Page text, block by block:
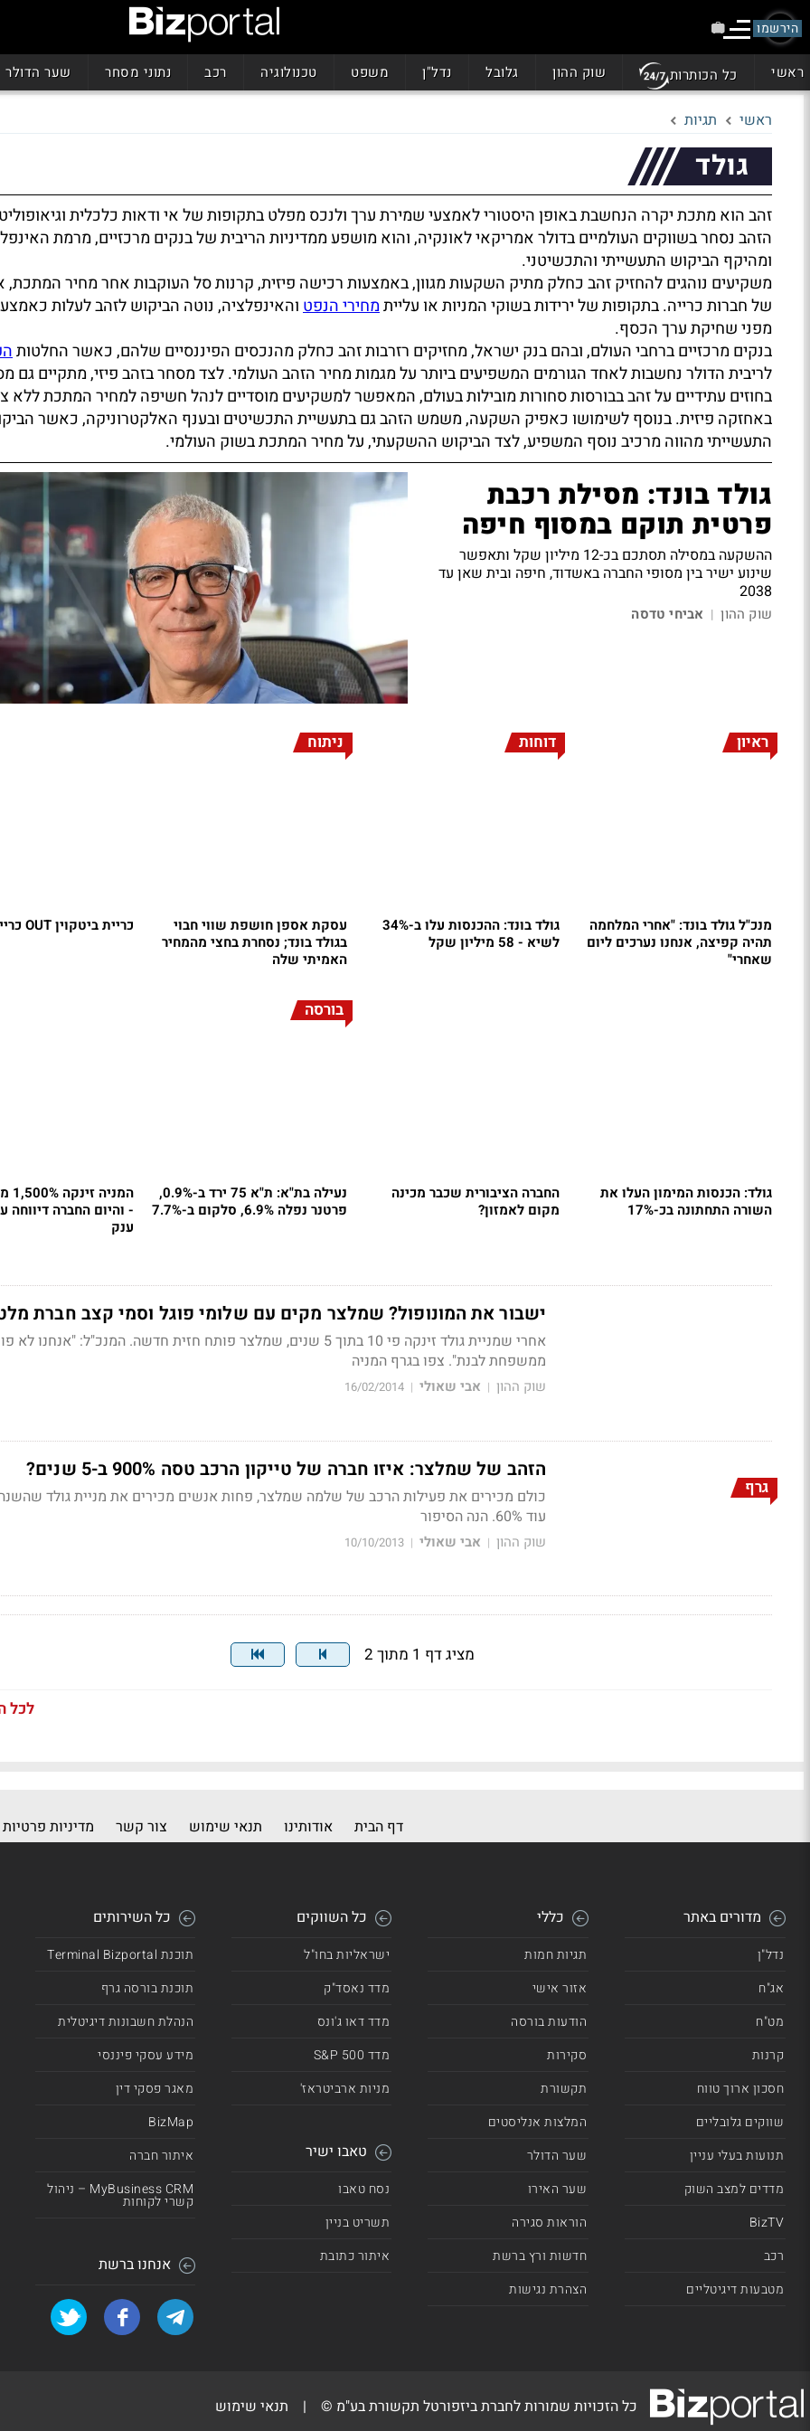
הירשמו
ראשי כל הכותרות שוק ההון גלובל נדל"ן משפט טכנולוגיה רכב נתוני מסחר שער הדולר
ראשי תגיות
גולד
זהב הוא מתכת יקרה הנחשבת באופן היסטורי לאמצעי שמירת ערך ולנכס מפלט בתקופות של אי ודאות כלכלית
הזהב נסחר בשווקים העולמיים בדולר אמריקאי לאונקיה, והוא מושפע ממדיניות הריבית של בנקים מרכזיים, מרמת
ומהיקף הביקוש התעשייתי והתכשיטני.
משקיעים נוהגים להחזיק זהב כחלק מתיק השקעות מגוון, באמצעות רכישה פיזית, קרנות סל העוקבות אחר מחיר המתכת,
של חברות כרייה. בתקופות של ירידות בשוקי המניות או עלייתמחירי הנפטוהאינפלציה, נוטה הביקוש לזהב לעלות
מפני שחיקת ערך הכסף.
בנקים מרכזיים ברחבי העולם, ובהם בנק ישראל, מחזיקים רזרבות זהב כחלק מהנכסים הפיננסיים שלהם, כאשר החלטות
לריבית הדולר נחשבות לאחד הגורמים המשפיעים ביותר על מגמות מחיר הזהב העולמי. לצד מסחר בזהב פיזי, מתקיים גם
בחוזים עתידיים על זהב בבורסות סחורות מובילות בעולם, המאפשר למשקיעים מוסדיים לנהל חשיפה למחיר המתכת ללא
באחזקה פיזית. בנוסף לשימושו כאפיק השקעה, משמש הזהב גם בתעשיית התכשיטים ובענף האלקטרוניקה, כאשר
התעשייתי מהווה מרכיב נוסף המשפיע, לצד הביקוש ההשקעתי, על מחיר המתכת בשוק העולמי.
גולד בונד: מסילת רכבת
פרטית תוקם במסוף חיפה
ההשקעה במסילה תסתכם בכ-12 מיליון שקל ותאפשר
שינוע ישיר בין מסופי החברה באשדוד, חיפה ובית שאן עד
2038
שוק ההון | אביחי טדסה
ראיון
מנכ"ל גולד בונד: "אחרי המלחמה
תהיה קפיצה, אנחנו נערכים ליום
שאחרי"
דוחות
גולד בונד: ההכנסות עלו ב-34%
לשיא - 58 מיליון שקל
ניתוח
עסקת אספן חושפת שווי חבוי
בגולד בונד; נסחרת בחצי מהמחיר
האמיתי שלה
כריית ביטקוין OUT כריית זהב IN
גולד: הכנסות המימון העלו את
השורה התחתונה בכ-17%
החברה הציבורית שכבר מכינה
מקום לאמזון?
בורסה
נעילה בת"א: ת"א 75 ירד ב-0.9%,
פרטנר נפלה 6.9%, סלקום ב-7.7%
- והיום החברה
ענק
ישבור את המונופול? שמלצר מקים עם שלומי פוגל וסמי קצב חברת
אחרי שמניית גולד זינקה פי 10 בתוך 5 שנים, שמלצר פותח חזית חדשה. המנכ"ל:
"אנחנו לא
ממשפחת לבנת". צפו בגרף המניה
שוק ההון | אבי שאולי |
16/02/2014
גרף
הזהב של שמלצר: איזו חברה של טייקון הרכב טסה 900% ב-5 שנים?
כולם מכירים את פעילות הרכב של שלמה שמלצר, פחות אנשים מכירים את מניית גולד
עוד 60%. הנה הסיפור
שוק ההון | אבי שאולי |
10/10/2013
מציג דף 1 מתוך 2
לכל
דף הבית אודותינו תנאי שימוש צור קשר מדיניות פרטיות
מדורים באתר
נדל"ן
אג"ח
מט"ח
קרנות
חסכון ארוך טווח
שווקים גלובליים
תנועות בעלי עניין
מדדים למצב השוק
BizTV
רכב
מטבעות דיגיטליים
כללי
תגיות חמות
אזור אישי
הודעות בורסה
סקירות
תקשורת
המלצות אנליסטים
שער הדולר
שער האירו
הוראות סגירה
חדשות ורץ ברשת
הצהרת נגישות
כל השווקים
ישראליות בחו"ל
מדד נאסד"ק
מדד דאו ג'ונס
מדד 500 S&P
מניות ארביטראז'
טאבו ישיר
נסח טאבו
תשריט בניין
איתור כתובת
כל השירותים
תוכנת Terminal Bizportal
תוכנת בורסה גרף
הנהלת חשבונות דיגיטלית
מידע עסקי פיננסי
מאגר פסקי דין
BizMap
איתור חברה
MyBusiness CRM – ניהול
קשרי לקוחות
אנחנו ברשת
כל הזכויות שמורות לחברת ביזפורטל תקשורת בע"מ © | תנאי שימוש